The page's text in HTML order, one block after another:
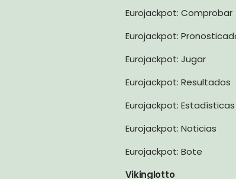
Eurojackpot: Comprobar
Eurojackpot:
Eurojackpot: Jugar
Eurojackpot: Resultados
Eurojackpot: Estadísticas
Eurojackpot: Noticias
Eurojackpot: Bote
Vikinglotto